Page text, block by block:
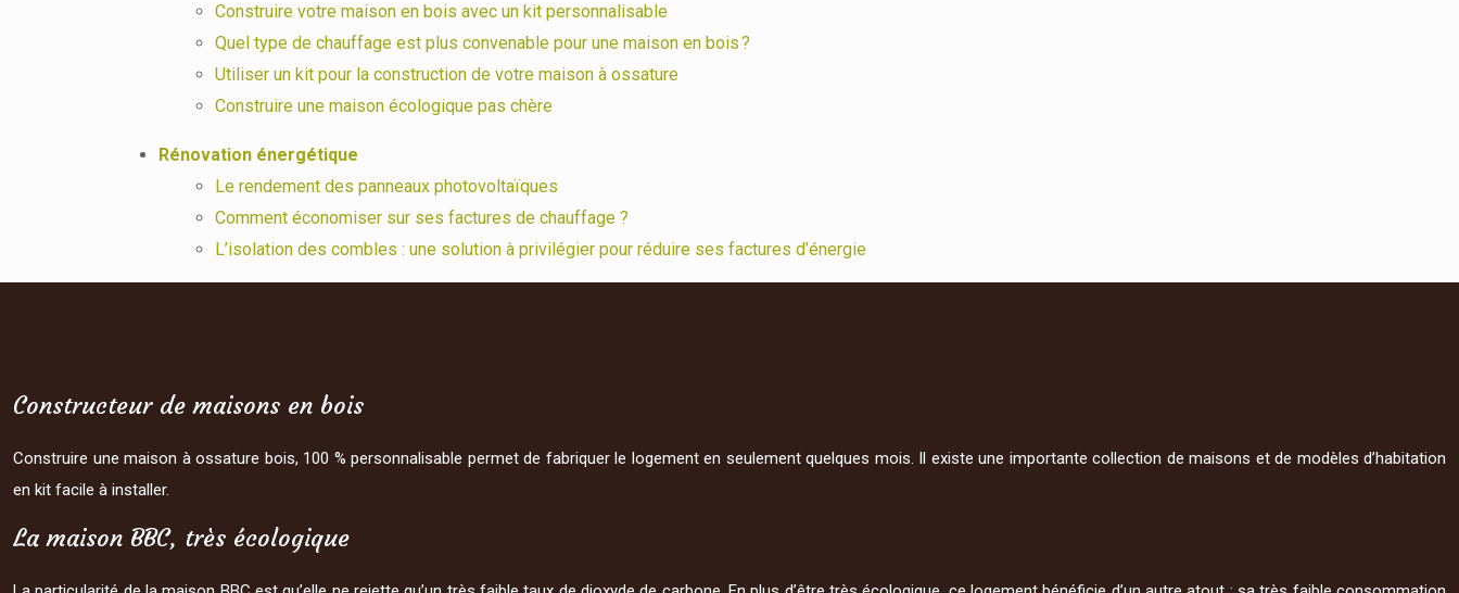
Construire votre maison en bois avec un kit personnalisable
Quel type de chauffage est plus convenable pour une maison en bois ?
Utiliser un kit pour la construction de votre maison à ossature
Construire une maison écologique pas chère
Rénovation énergétique
Le rendement des panneaux photovoltaïques
Comment économiser sur ses factures de chauffage ?
L’isolation des combles : une solution à privilégier pour réduire ses factures d’énergie
Constructeur de maisons en bois
Construire une maison à ossature bois, 100 % personnalisable permet de fabriquer le logement en seulement quelques mois. Il existe une importante collection de maisons et de modèles d’habitation
en kit facile à installer.
La maison BBC, très écologique